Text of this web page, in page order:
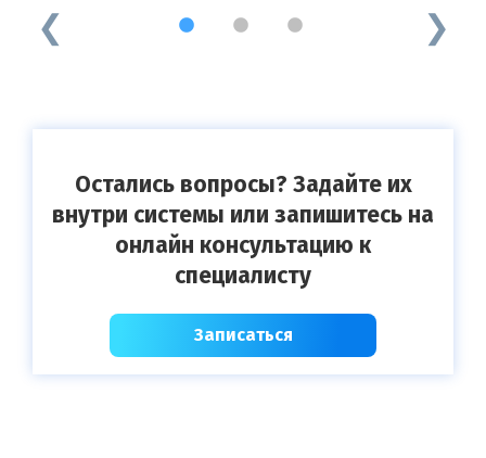
1 2 3
Остались вопросы? Задайте их
внутри системы или запишитесь на
онлайн консультацию к
специалисту
Записаться